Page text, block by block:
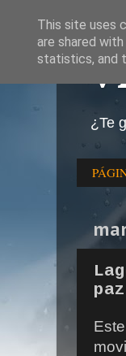
¿Te
This site uses
are shared
statistics, and